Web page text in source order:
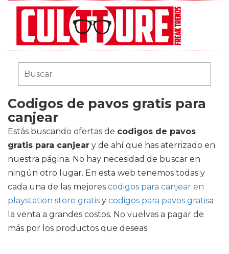
Codigos de pavos gratis para
canjear
Estás buscando ofertas de codigos de pavos
gratis para canjear y de ahí que has aterrizado en
nuestra página. No hay necesidad de buscar en
ningún otro lugar. En esta web tenemos todas y
cada una de las mejores codigos para canjear en
playstation store gratis y codigos para pavos gratisa
la venta a grandes costos. No vuelvas a pagar de
más por los productos que deseas.